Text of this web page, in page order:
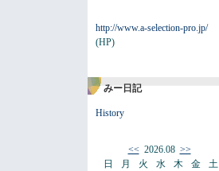
http://www.a-selection-pro.jp/
(HP)
みー日記
History
<<2026.08 >>
日
月 火 水 木 金
土